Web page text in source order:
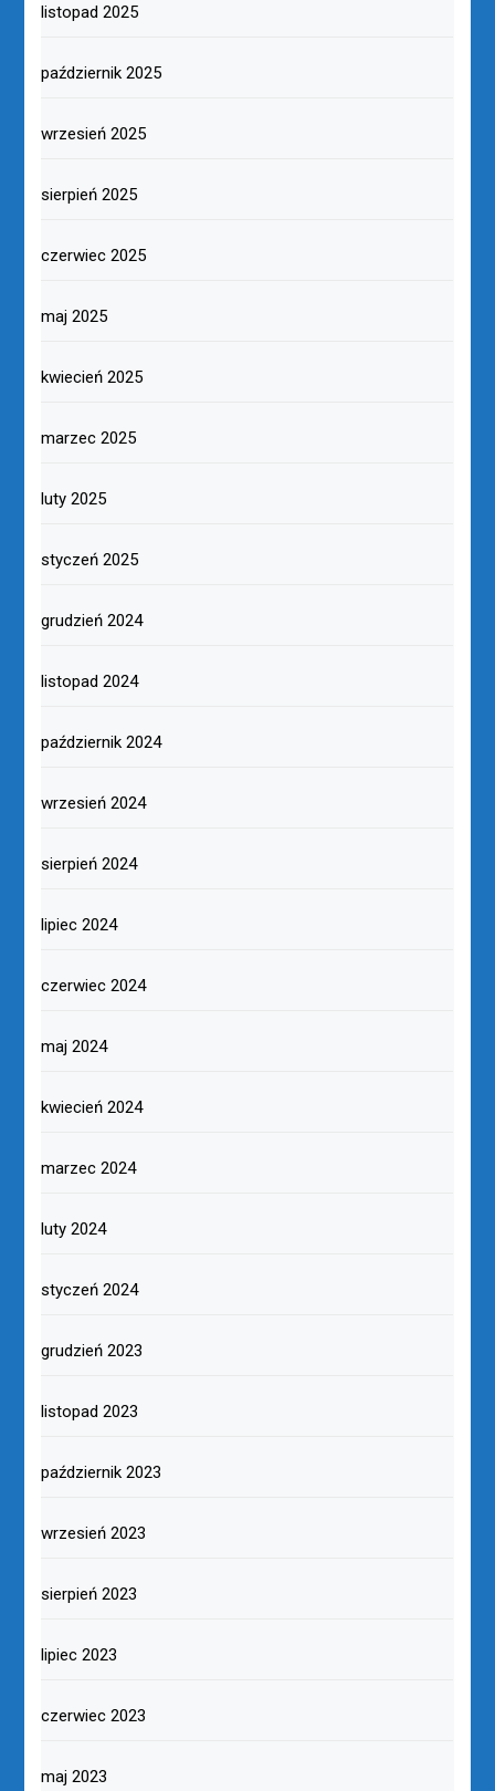
listopad 2025
październik 2025
wrzesień 2025
sierpień 2025
czerwiec 2025
maj 2025
kwiecień 2025
marzec 2025
luty 2025
styczeń 2025
grudzień 2024
listopad 2024
październik 2024
wrzesień 2024
sierpień 2024
lipiec 2024
czerwiec 2024
maj 2024
kwiecień 2024
marzec 2024
luty 2024
styczeń 2024
grudzień 2023
listopad 2023
październik 2023
wrzesień 2023
sierpień 2023
lipiec 2023
czerwiec 2023
maj 2023